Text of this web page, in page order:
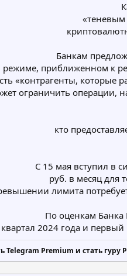
«теневым
Банкам
режиме, приближенном к
«контрагенты,
ограничить операции,
кто
С 15 мая вступил в
руб. в месяц для
лимита
По оценкам
2024 года и
Telegram Premium и стать гуру